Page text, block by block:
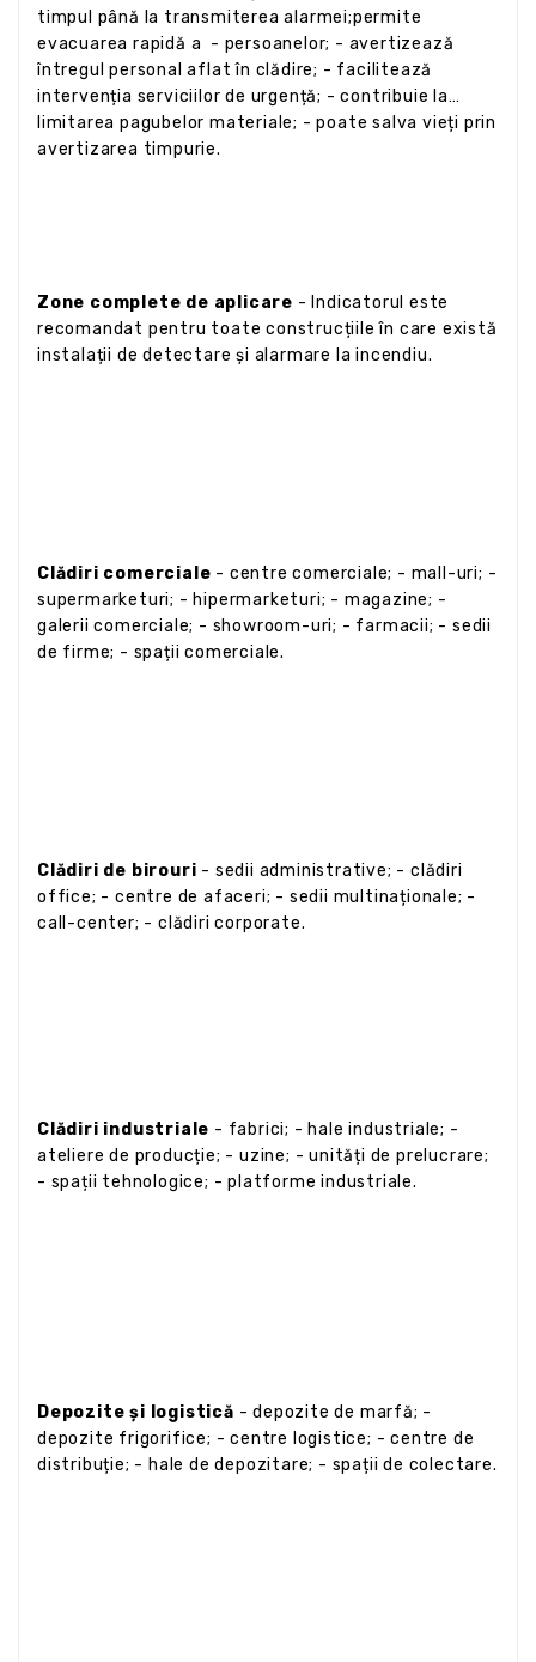
timpul până la transmiterea alarmei;permite
evacuarea rapidă a - persoanelor; - avertizează
întregul personal aflat în clădire; - facilitează
intervenția serviciilor de urgență; - contribuie la
limitarea pagubelor materiale; - poate salva vieți prin
avertizarea timpurie.
Zone complete de aplicare - Indicatorul este
recomandat pentru toate construcțiile în care există
instalații de detectare și alarmare la incendiu.
Clădiri comerciale - centre comerciale; - mall-uri; -
supermarketuri; - hipermarketuri; - magazine; -
galerii comerciale; - showroom-uri; - farmacii; - sedii
de firme; - spații comerciale.
Clădiri de birouri - sedii administrative; - clădiri
office; - centre de afaceri; - sedii multinaționale; -
call-center; - clădiri corporate.
Clădiri industriale - fabrici; - hale industriale; -
ateliere de producție; - uzine; - unități de prelucrare;
- spații tehnologice; - platforme industriale.
Depozite și logistică - depozite de marfă; -
depozite frigorifice; - centre logistice; - centre de
distribuție; - hale de depozitare; - spații de colectare.